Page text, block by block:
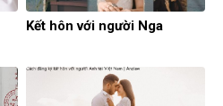
Kết hôn với người Nga